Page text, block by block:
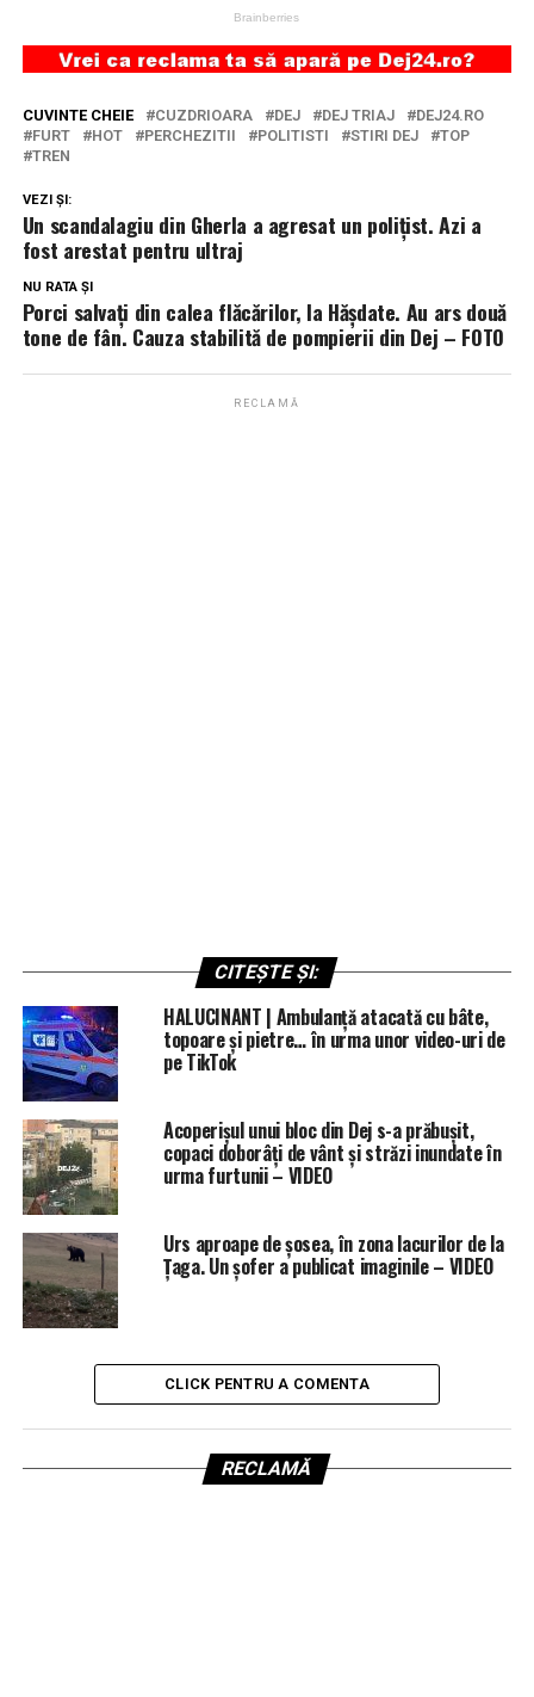
CUVINTE CHEIE CUZDRIOARA DEJ DEJ TRIAJ
DEJ24.RO
FURT
HOT PERCHEZITII POLITISTI STIRI DEJ
TOP
TREN
VEZI ȘI:
Un scandalagiu din Gherla a agresat un polițist. Azi a
fost arestat pentru ultraj
NU RATA ȘI
Porci salvați din calea flăcărilor, la Hășdate. Au ars două
tone de fân. Cauza stabilită de pompierii din Dej – FOTO
RECLAMĂ
CITEȘTE ȘI:
HALUCINANT | Ambulanță atacată cu bâte,
topoare și pietre… în urma unor video-uri de
pe TikTok
Acoperișul unui bloc din Dej s-a prăbușit,
copaci doborâți de vânt și străzi inundate în
urma furtunii – VIDEO
Urs aproape de șosea, în zona lacurilor de la
Țaga. Un șofer a publicat imaginile – VIDEO
CLICK PENTRU A COMENTA
RECLAMĂ